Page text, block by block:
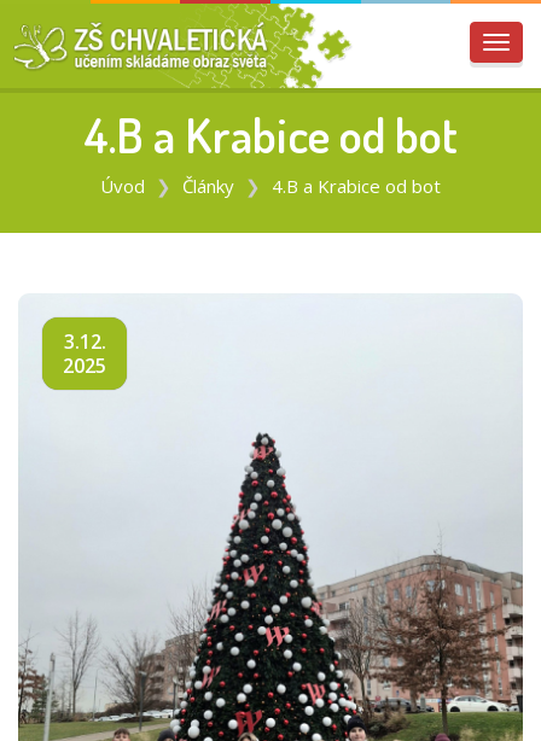
4.B a Krabice od bot
Úvod Články 4.B a Krabice od bot
3.12.
2025